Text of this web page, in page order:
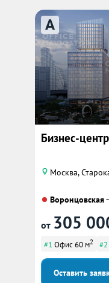
A
Бизнес-
Москва,
Воронцовская
от 305
#1 Офис 60 м2 #2
Оставить